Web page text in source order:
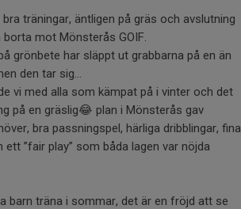
träningar, äntligen på gräs och avslutning
mot Mönsterås GOIF.
grönbete har släppt ut grabbarna på en än
den tar sig…
vi med alla som kämpat på i vinter och det
på en gräslig😂 plan i Mönsterås gav
bra passningspel, härliga dribblingar, fina
”fair play” som båda lagen var nöjda
barn träna i sommar, det är en fröjd att se